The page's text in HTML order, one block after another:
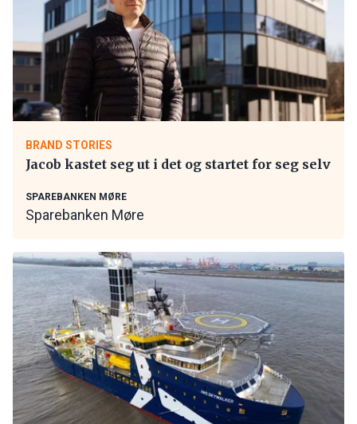
BRAND STORIES
Jacob kastet seg ut i det og startet for seg selv
SPAREBANKEN MØRE
Sparebanken Møre